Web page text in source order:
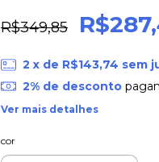
R$349,85
2 x de R$143,74 sem
2% de desconto
Ver mais detalhes
cor